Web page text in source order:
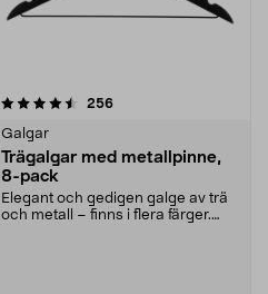
256recensioner
Galgar
Trägalgar med metallpinne,
8-pack
Elegant och gedigen galge av trä
och metall – finns i flera färger.
4.0av 5 stjärnor